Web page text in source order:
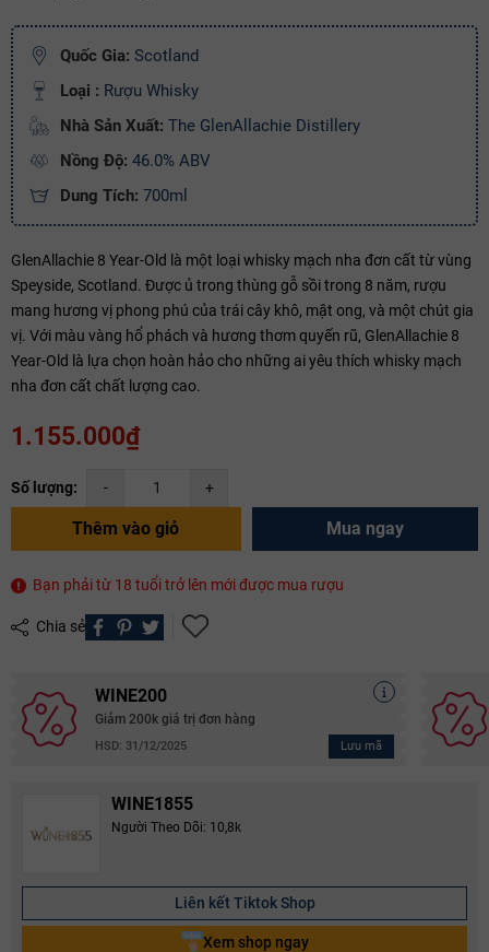
Quốc Gia: Scotland
Loại : Rượu Whisky
Nhà Sản Xuất: The GlenAllachie Distillery
Nồng Độ: 46.0% ABV
Dung Tích: 700ml
GlenAllachie 8 Year-Old là một loại whisky mạch nha đơn cất từ vùng
Speyside, Scotland. Được ủ trong thùng gỗ sồi trong 8 năm, rượu
mang hương vị phong phú của trái cây khô, mật ong, và một chút gia
vị. Với màu vàng hổ phách và hương thơm quyến rũ, GlenAllachie 8
Year-Old là lựa chọn hoàn hảo cho những ai yêu thích whisky mạch
nha đơn cất chất lượng cao.
1.155.000₫
Số lượng: - +
Thêm vào giỏ Mua ngay
Bạn phải từ 18 tuổi trở lên mới được mua rượu
Chia sẻ
WINE200
Giảm 200k giá trị đơn hàng
HSD: 31/12/2025 Lưu mã
Copy mã và nhập mã ở trang
WINE1855
Người Theo Dõi: 10,8k
Liên kết Tiktok Shop
Xem shop ngay